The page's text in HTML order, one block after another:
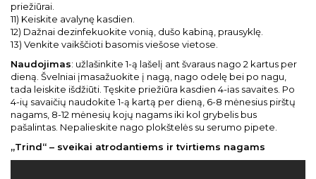
priežiūrai.
11) Keiskite avalynę kasdien.
12) Dažnai dezinfekuokite vonią, dušo kabiną, prausyklę.
13) Venkite vaikščioti basomis viešose vietose.
Naudojimas: užlašinkite 1-ą lašelį ant švaraus nago 2 kartus per
dieną. Švelniai įmasažuokite į nagą, nago odelę bei po nagu,
tada leiskite išdžiūti. Tęskite priežiūra kasdien 4-ias savaites. Po
4-ių savaičių naudokite 1-ą kartą per dieną, 6-8 mėnesius pirštų
nagams, 8-12 mėnesių kojų nagams iki kol grybelis bus
pašalintas. Nepalieskite nago plokštelės su serumo pipete.
„Trind“ – sveikai atrodantiems ir tvirtiems nagams